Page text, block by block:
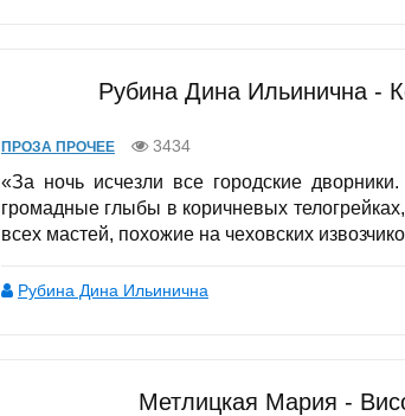
Рубина Дина Ильинична -
ПРОЗА ПРОЧЕЕ 3434
«За ночь исчезли все городские
громадные глыбы в коричневых
всех мастей, похожие на чеховских
Рубина Дина Ильинична
Метлицкая Мария -